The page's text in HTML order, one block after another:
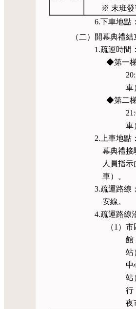
※ 末班發
6.下車地點：
（二）開幕典禮
1.疏運時間
◆第一梯
車
◆第二梯
車
2.上車地點
幕典禮接
人員指
車）。
3.疏運路線
安線。
4.疏運路線
（1）
館
站
中
站
行
夜